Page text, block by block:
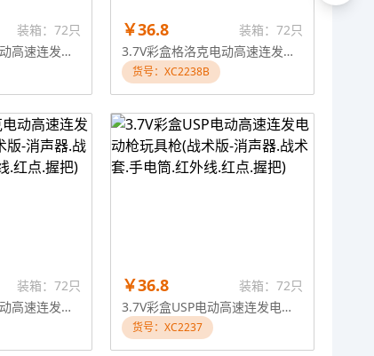
装箱：72只
3.7V彩盒格洛克电动高速连发电动枪玩具枪(战术版-消声器.战术套.手电筒.红外线.红点.握把)
￥36.8
装箱：72只
3.7V彩盒格洛克电动高速连发电动枪玩具枪(战术版-消声器.战术套.手电筒.红外线.红点.握把)
货号：XC2238B
装箱：72只
3.7V彩盒格洛克电动高速连发电动枪玩具枪(战术版-消声器.战术套.手电筒.红外线.红点.握把)
￥36.8
装箱：72只
3.7V彩盒USP电动高速连发电动枪玩具枪(战术版-消声器.战术套.手电筒.红外线.红点.握把)
货号：XC2237